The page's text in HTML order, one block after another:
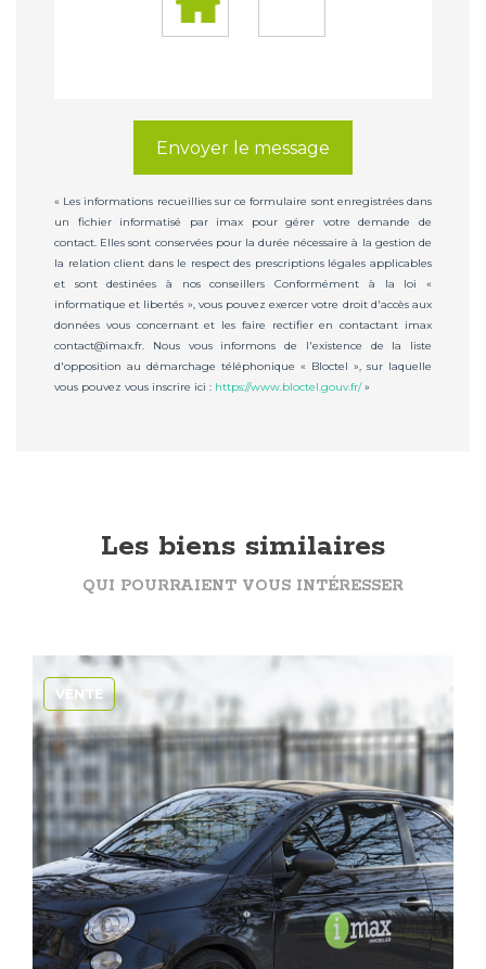
Envoyer le message
« Les informations recueillies sur ce formulaire sont enregistrées dans
un fichier informatisé par imax pour gérer votre demande de
contact. Elles sont conservées pour la durée nécessaire à la gestion de
la relation client dans le respect des prescriptions légales applicables
et sont destinées à nos conseillers Conformément à la loi «
informatique et libertés », vous pouvez exercer votre droit d'accès aux
données vous concernant et les faire rectifier en contactant imax
contact@imax.fr. Nous vous informons de l'existence de la liste
d'opposition au démarchage téléphonique « Bloctel », sur laquelle
vous pouvez vous inscrire ici : https://www.bloctel.gouv.fr/»
Les biens similaires
QUI POURRAIENT VOUS INTÉRESSER
VENTE